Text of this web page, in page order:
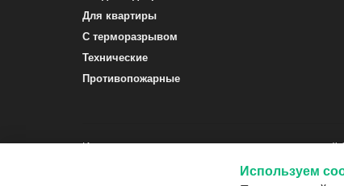
Для квартиры
С терморазрывом
Технические
Противопожарные
Интернет-магазин межкомнатных и входных дверей
Используем